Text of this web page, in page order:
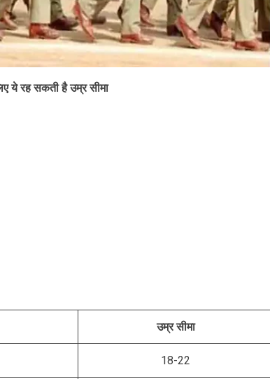
ये रह सकती है उम्र सीमा
उम्र सीमा
18-22